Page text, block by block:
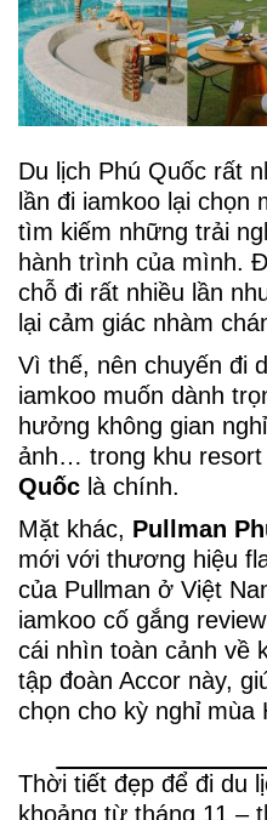
Du lịch Phú Quốc rất
lần đi iamkoo lại chọn
tìm kiếm những trải
hành trình của mình.
chỗ đi rất nhiều lần
lại cảm giác nhàm
Vì thế, nên chuyến đi
iamkoo muốn dành
hưởng không gian
ảnh… trong khu resort
Quốc là chính.
Mặt khác, Pullman
mới với thương hiệu
của Pullman ở Việt
iamkoo cố gắng
cái nhìn toàn cảnh về
tập đoàn Accor này,
chọn cho kỳ nghỉ mùa
Thời tiết đẹp để đi du
khoảng từ tháng 11 –